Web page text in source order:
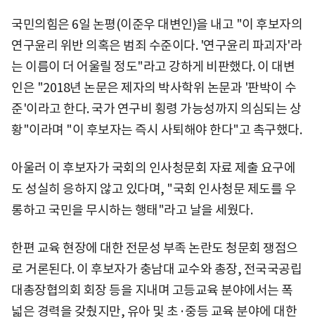
국민의힘은 6일 논평(이준우 대변인)을 내고 "이 후보자의
연구윤리 위반 의혹은 범죄 수준이다. '연구윤리 파괴자'라
는 이름이 더 어울릴 정도"라고 강하게 비판했다. 이 대변
인은 "2018년 논문은 제자의 박사학위 논문과 '판박이 수
준'이라고 한다. 국가 연구비 횡령 가능성까지 의심되는 상
황"이라며 "이 후보자는 즉시 사퇴해야 한다"고 촉구했다.
아울러 이 후보자가 국회의 인사청문회 자료 제출 요구에
도 성실히 응하지 않고 있다며, "국회 인사청문 제도를 우
롱하고 국민을 무시하는 행태"라고 날을 세웠다.
한편 교육 현장에 대한 전문성 부족 논란도 청문회 쟁점으
로 거론된다. 이 후보자가 충남대 교수와 총장, 전국국공립
대총장협의회 회장 등을 지내며 고등교육 분야에서는 폭
넓은 경력을 갖췄지만, 유아 및 초·중등 교육 분야에 대한